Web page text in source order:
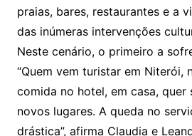
praias, bares, restaurantes e a
das inúmeras intervenções
Neste cenário, o primeiro a
“Quem vem turistar em Niterói,
comida no hotel, em casa, quer
novos lugares. A queda no
drástica”, afirma Claudia e